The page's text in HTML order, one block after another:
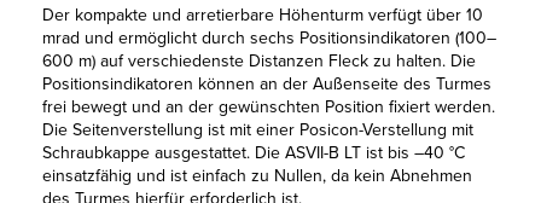
Der kompakte und arretierbare Höhenturm verfügt über 10
mrad und ermöglicht durch sechs Positionsindikatoren (100–
600 m) auf verschiedenste Distanzen Fleck zu halten. Die
Positionsindikatoren können an der Außenseite des Turmes
frei bewegt und an der gewünschten Position fixiert werden.
Die Seitenverstellung ist mit einer Posicon-Verstellung mit
Schraubkappe ausgestattet. Die ASVII-B LT ist bis –40 °C
einsatzfähig und ist einfach zu Nullen, da kein Abnehmen
des Turmes hierfür erforderlich ist.